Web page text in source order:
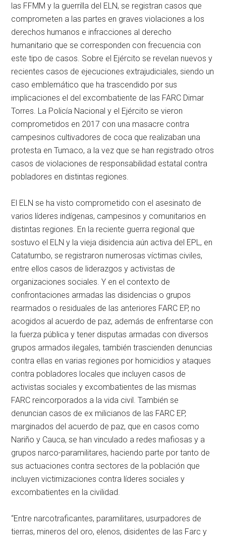
las FFMM y la guerrilla del ELN, se registran casos que
comprometen a las partes en graves violaciones a los
derechos humanos e infracciones al derecho
humanitario que se corresponden con frecuencia con
este tipo de casos. Sobre el Ejército se revelan nuevos y
recientes casos de ejecuciones extrajudiciales, siendo un
caso emblemático que ha trascendido por sus
implicaciones el del excombatiente de las FARC Dimar
Torres. La Policía Nacional y el Ejército se vieron
comprometidos en 2017 con una masacre contra
campesinos cultivadores de coca que realizaban una
protesta en Tumaco, a la vez que se han registrado otros
casos de violaciones de responsabilidad estatal contra
pobladores en distintas regiones.
El ELN se ha visto comprometido con el asesinato de
varios líderes indígenas, campesinos y comunitarios en
distintas regiones. En la reciente guerra regional que
sostuvo el ELN y la vieja disidencia aún activa del EPL, en
Catatumbo, se registraron numerosas víctimas civiles,
entre ellos casos de liderazgos y activistas de
organizaciones sociales. Y en el contexto de
confrontaciones armadas las disidencias o grupos
rearmados o residuales de las anteriores FARC EP, no
acogidos al acuerdo de paz, además de enfrentarse con
la fuerza pública y tener disputas armadas con diversos
grupos armados ilegales, también trascienden denuncias
contra ellas en varias regiones por homicidios y ataques
contra pobladores locales que incluyen casos de
activistas sociales y excombatientes de las mismas
FARC reincorporados a la vida civil. También se
denuncian casos de ex milicianos de las FARC EP,
marginados del acuerdo de paz, que en casos como
Nariño y Cauca, se han vinculado a redes mafiosas y a
grupos narco-paramilitares, haciendo parte por tanto de
sus actuaciones contra sectores de la población que
incluyen victimizaciones contra líderes sociales y
excombatientes en la civilidad.
“Entre narcotraficantes, paramilitares, usurpadores de
tierras, mineros del oro, elenos, disidentes de las Farc y